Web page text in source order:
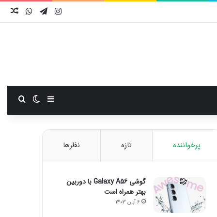
اینستاگرام
تلگرام واتس
سایدبارتغییر
پرخواننده تازه نظرها
گوشی Galaxy A56 با دوربین
بهتر همراه است
6 آبان 1403